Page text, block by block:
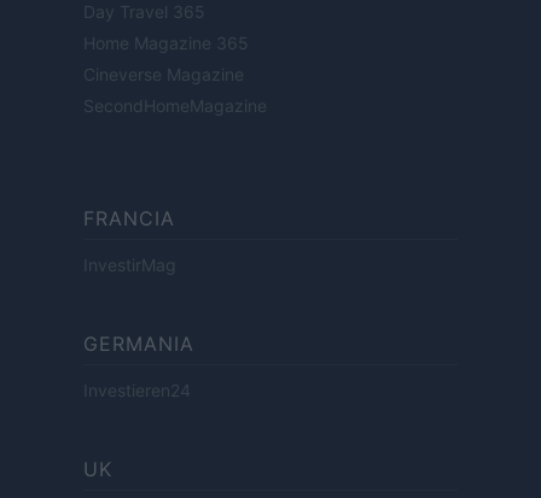
Day Travel 365
Home Magazine 365
Cineverse Magazine
SecondHomeMagazine
FRANCIA
InvestirMag
GERMANIA
Investieren24
UK